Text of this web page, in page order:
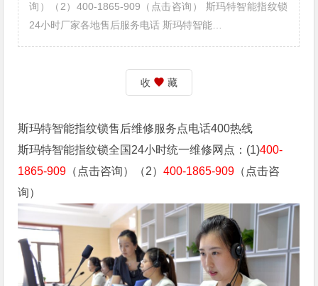
询）（2）400-1865-909（点击咨询） 斯玛特智能指纹锁
24小时厂家各地售后服务电话 斯玛特智能…
收 藏
斯玛特智能指纹锁售后维修服务点电话400热线
斯玛特智能指纹锁全国24小时统一维修网点：(1)400-
1865-909 （点击咨询）（2）400-1865-909 （点击咨
询）